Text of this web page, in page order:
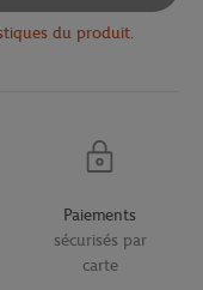
du produit.
Paiements
sécurisés par
carte